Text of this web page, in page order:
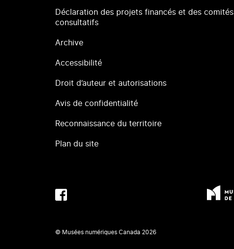
Déclaration des projets financés et des comités
consultatifs
Archive
Accessibilité
Droit d’auteur et autorisations
Avis de confidentialité
Reconnaissance du territoire
Plan du site
© Musées numériques Canada 2026